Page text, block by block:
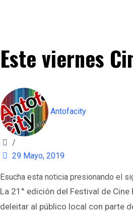
Este viernes
Antofacity
/
29 Mayo, 2019
Esucha esta noticia presionando el
La 21° edición del Festival de
deleitar al público local con parte